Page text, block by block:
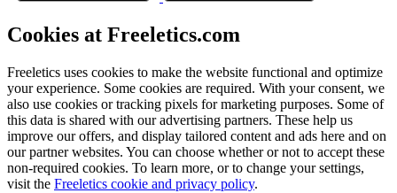
Cookies at Freeletics.com
Freeletics uses cookies to make the website functional and optimize
your experience. Some cookies are required. With your consent, we
also use cookies or tracking pixels for marketing purposes. Some of
this data is shared with our advertising partners. These help us
improve our offers, and display tailored content and ads here and on
our partner websites. You can choose whether or not to accept these
non-required cookies. To learn more, or to change your settings,
visit the Freeletics cookie and privacy policy.